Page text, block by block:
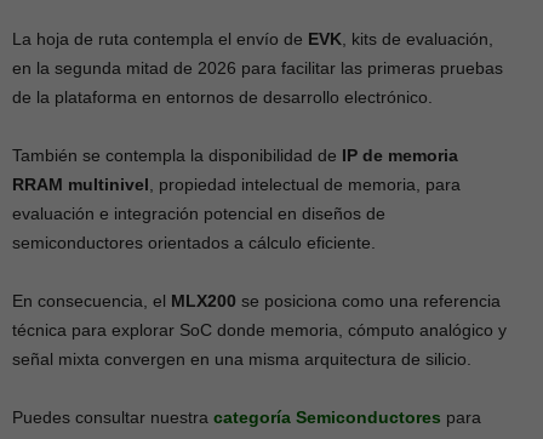
La hoja de ruta contempla el envío de EVK , kits de evaluación,
en la segunda mitad de 2026 para facilitar las primeras pruebas
de la plataforma en entornos de desarrollo electrónico.
También se contempla la disponibilidad de IP de memoria
RRAM multinivel , propiedad intelectual de memoria, para
evaluación e integración potencial en diseños de
semiconductores orientados a cálculo eficiente.
En consecuencia, el MLX200 se posiciona como una referencia
técnica para explorar SoC donde memoria, cómputo analógico y
señal mixta convergen en una misma arquitectura de silicio.
Puedes consultar nuestra categoría Semiconductores para